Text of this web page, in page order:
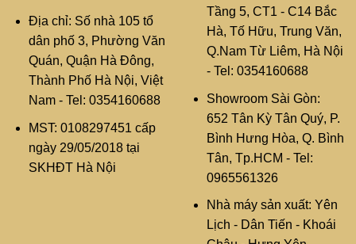
Địa chỉ: Số nhà 105 tổ
dân phố 3, Phường Văn
Quán, Quận Hà Đông,
Thành Phố Hà Nội, Việt
Nam - Tel: 0354160688
MST: 0108297451 cấp
ngày 29/05/2018 tại
SKHĐT Hà Nội
Tầng 5, CT1 - C14 Bắc
Hà, Tố Hữu, Trung Văn,
Q.Nam Từ Liêm, Hà Nội
- Tel: 0354160688
Showroom Sài Gòn:
652 Tân Kỳ Tân Quý, P.
Bình Hưng Hòa, Q. Bình
Tân, Tp.HCM - Tel:
0965561326
Nhà máy sản xuất: Yên
Lịch - Dân Tiến - Khoái